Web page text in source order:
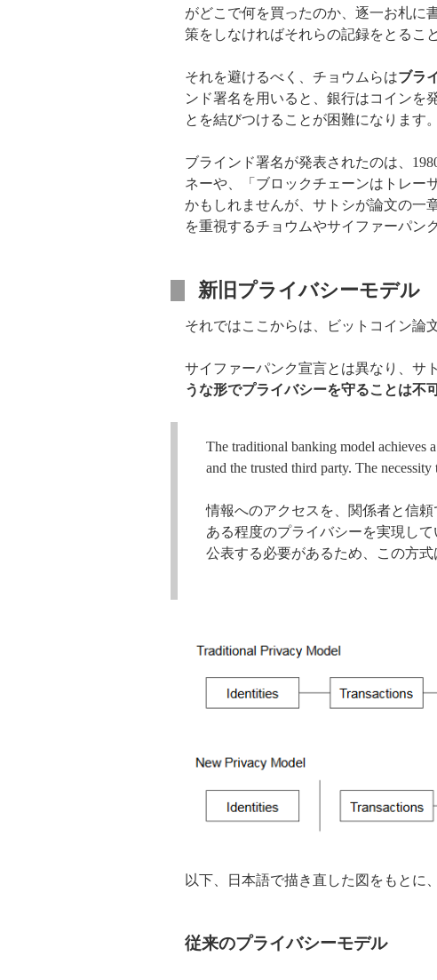
がどこで何を買ったのか、逐一お札に
策をしなければそれらの記録をとるこ
それを避けるべく、チョウムらはブラ
ンド署名を用いると、銀行はコインを
とを結びつけることが困難になります。
ブラインド署名が発表されたのは、
ネーや、「ブロックチェーンはトレー
かもしれませんが、サトシが論文の一
を重視するチョウムやサイファーパン
新旧プライバシーモデル
それではここからは、ビットコイン論
サイファーパンク宣言とは異なり、サ
うな形でプライバシーを守ることは不
The traditional banking model achieves
and the trusted third party. The
情報へのアクセスを、関係者と信
ある程度のプライバシーを実現し
公表する必要があるため、この方式
以下、日本語で描き直した図をもとに
従来のプライバシーモデル